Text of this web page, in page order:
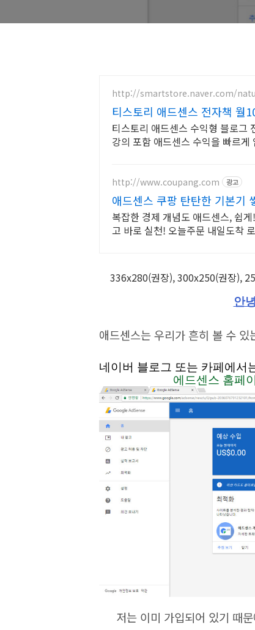
http://smartstore.naver.com/
티스토리 애드센스 전자책 월
티스토리 애드센스 수익형 블로그
강의 포함 애드센스 수익을 빠르
http://www.coupang.com 광고
애드센스 쿠팡 탄탄한 기본기
복잡한 경제 개념도 애드센스, 쉽
고 바로 실천! 오늘주문 내일도착
336x280(권장), 300x250(권장),
안
애드센스는 우리가 흔히 볼 수
네이버 블로그 또는 카페에서
에드센스 홈페
저는 이미 가입되어 있기 때